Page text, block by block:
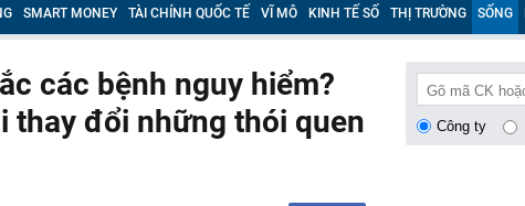
thu lớn hơn Vingroup, Petrolimex,
nghiệp lớn nhất thế giới
14/8: Một ngân hàng lớn "lăn chốt", cổ
Xuân Trường
quan trọng cho thấy VN-Index sắp bước
SMART MONEY TÀI CHÍNH QUỐC TẾ VĨ MÔ KINH TẾ SỐ THỊ TRƯỜNG SỐNG
các bệnh nguy hiểm?
thay đổi những thói quen
Công ty